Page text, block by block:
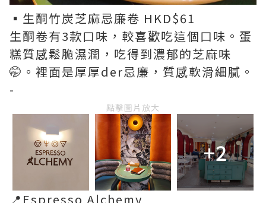
▪︎生酮竹炭芝麻忌廉卷 HKD$61
生酮卷有3款口味，較喜歡吃這個口味。蛋
糕質感鬆脆濕潤，吃得到濃郁的芝麻味
🤭。裡面是厚厚der忌廉，質感軟滑細膩。
-
點擊圖片放大
+2
📍Espresso Alchemy